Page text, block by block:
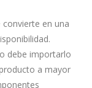
en una
debe importarlo
a mayor